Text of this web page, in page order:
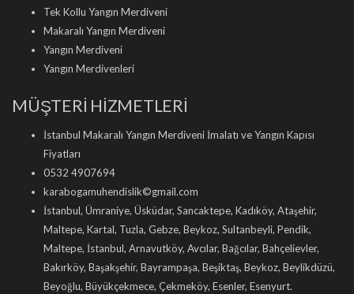
Tek Kollu Yangın Merdiveni
Makaralı Yangın Merdiveni
Yangın Merdiveni
Yangın Merdivenleri
MÜŞTERİ HİZMETLERİ
İstanbul Makaralı Yangın Merdiveni İmalatı ve Yangın Kapısı
Fiyatları
0532 4907694
karabogamuhendislik©gmail.com
İstanbul, Ümraniye, Üsküdar, Sancaktepe, Kadıköy, Ataşehir,
Maltepe, Kartal, Tuzla, Gebze, Beykoz, Sultanbeyli, Pendik,
Maltepe, İstanbul, Arnavutköy, Avcılar, Bağcılar, Bahçelievler,
Bakırköy, Başakşehir, Bayrampaşa, Beşiktaş, Beykoz, Beylikdüzü,
Beyoğlu, Büyükçekmece, Çekmeköy, Esenler, Esenyurt.